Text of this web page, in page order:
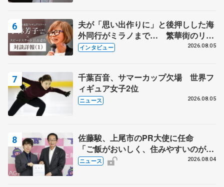
夫が「思い出作りに」と後押しした海
外同行がミラノまで… 繁華街のリン
クでは不良のお兄さんも味方に 小林
インタビュー 2026.08.05
千葉百音、サマーカップ欠場 世界フ
ィギュア女子2位
ニュース 2026.08.05
佐藤駿、上尾市のPR大使に任命
「ご飯がおいしく、住みやすいのが魅
力」
ニュース 2026.08.04